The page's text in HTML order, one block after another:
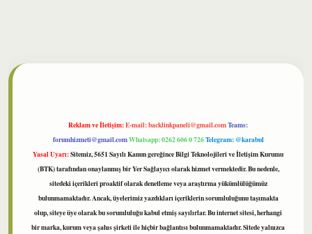
Reklam ve İletişim:E-mail:backlinkpaneli@gmail.comTeams:
forumhizmeti@gmail.comWhatsapp: 0262 606 0 726Telegram: @karabul
Yasal Uyarı:Sitemiz, 5651 Sayılı Kanun gereğince Bilgi Teknolojileri ve İletişim Kurumu
(BTK) tarafından onaylanmış bir Yer Sağlayıcı olarak hizmet vermektedir. Bu nedenle,
sitedeki içerikleri proaktif olarak denetleme veya araştırma yükümlülüğümüz
bulunmamaktadır. Ancak, üyelerimiz yazdıkları içeriklerin sorumluluğunu taşımakta
olup, siteye üye olarak bu sorumluluğu kabul etmiş sayılırlar. Bu internet sitesi, herhangi
bir marka, kurum veya şahıs şirketi ile hiçbir bağlantısı bulunmamaktadır. Sitede yalnızca